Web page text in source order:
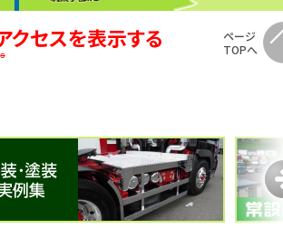
クセスを表示する
ページ
TOPへ